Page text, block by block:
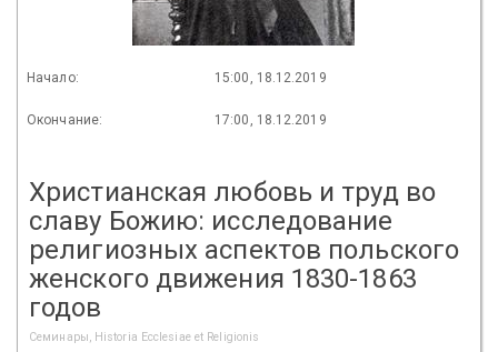
Начало: 15:00, 18.12.2019
Окончание: 17:00, 18.12.2019
Христианская любовь и труд во
славу Божию: исследование
религиозных аспектов польского
женского движения 1830-1863
годов
Семинары, Historia Ecclesiae et Religionis